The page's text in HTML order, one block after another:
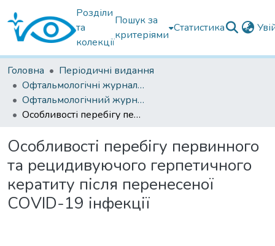
Розділи
та
колекції
Пошук за
критеріями
Статистика
Головна
Періодичні видання
Офтальмологічні журнали українські
Офтальмологічний журнал 2024
Особливості перебігу первинного та рецидивуючого герпетичного кератиту після перенесеної COVID-19 інфекції
Особливості перебігу первинного
та рецидивуючого герпетичного
кератиту після перенесеної
COVID-19 інфекції